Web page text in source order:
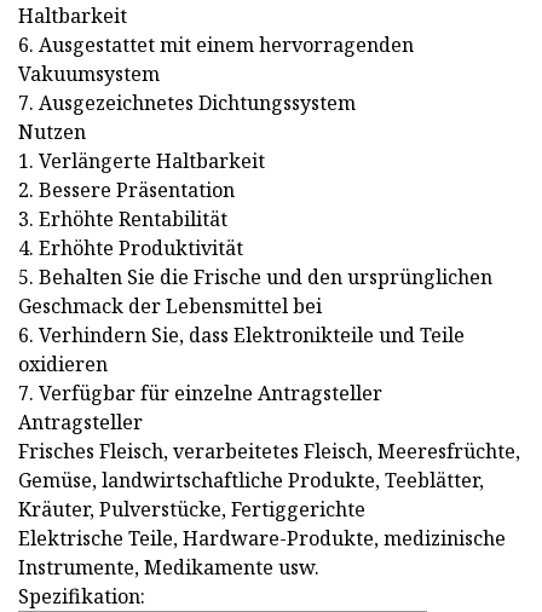
Haltbarkeit
6. Ausgestattet mit einem hervorragenden
Vakuumsystem
7. Ausgezeichnetes Dichtungssystem
Nutzen
1. Verlängerte Haltbarkeit
2. Bessere Präsentation
3. Erhöhte Rentabilität
4. Erhöhte Produktivität
5. Behalten Sie die Frische und den ursprünglichen
Geschmack der Lebensmittel bei
6. Verhindern Sie, dass Elektronikteile und Teile
oxidieren
7. Verfügbar für einzelne Antragsteller
Antragsteller
Frisches Fleisch, verarbeitetes Fleisch, Meeresfrüchte,
Gemüse, landwirtschaftliche Produkte, Teeblätter,
Kräuter, Pulverstücke, Fertiggerichte
Elektrische Teile, Hardware-Produkte, medizinische
Instrumente, Medikamente usw.
Spezifikation: